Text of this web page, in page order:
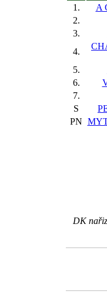
1.
A
2.
3.
4.
5.
6.
7.
S
PN
DK